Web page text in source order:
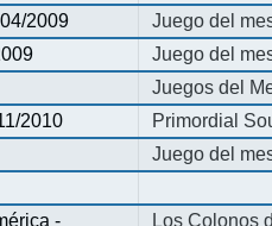
2009
Juego del
Juego del
Juegos del
2010
Primordial
Juego del
-
Los Colonos